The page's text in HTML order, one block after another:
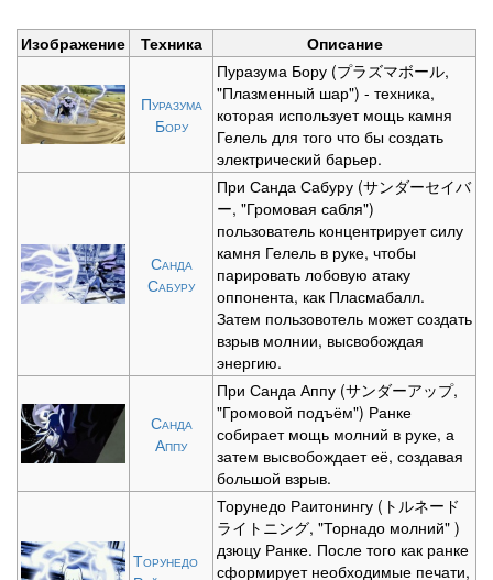
Изображение Техника Описание
Пуразума
Бору
Пуразума Бору (プラズマボール,
"Плазменный шар") - техника,
которая использует мощь камня
Гелель для того что бы создать
электрический барьер.
Санда
Сабуру
При Санда Сабуру (サンダーセイバ
ー, "Громовая сабля")
пользователь концентрирует силу
камня Гелель в руке, чтобы
парировать лобовую атаку
оппонента, как Пласмабалл.
Затем пользовотель может создать
взрыв молнии, высвобождая
энергию.
Санда
Аппу
При Санда Аппу (サンダーアップ,
"Громовой подъём") Ранке
собирает мощь молний в руке, а
затем высвобождает её, создавая
большой взрыв.
Торунедо
Торунедо Раитонингу (トルネード
ライトニング, "Торнадо молний" )
дзюцу Ранке. После того как ранке
сформирует необходимые печати,